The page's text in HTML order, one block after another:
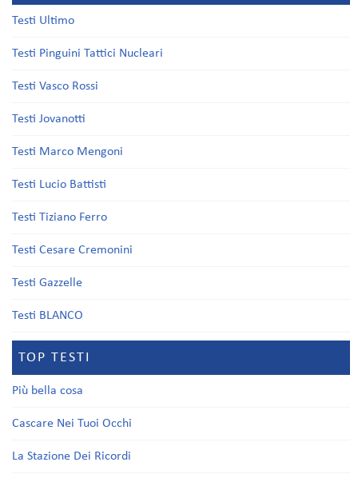
Testi Ultimo
Testi Pinguini Tattici Nucleari
Testi Vasco Rossi
Testi Jovanotti
Testi Marco Mengoni
Testi Lucio Battisti
Testi Tiziano Ferro
Testi Cesare Cremonini
Testi Gazzelle
Testi BLANCO
TOP TESTI
Più bella cosa
Cascare Nei Tuoi Occhi
La Stazione Dei Ricordi